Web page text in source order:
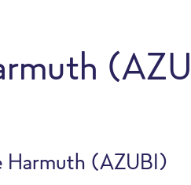
Harmuth (AZUBI)